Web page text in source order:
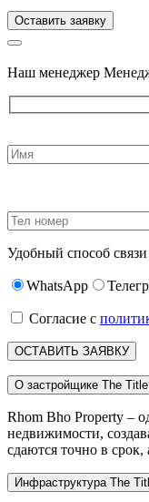
Оставить заявку
Наш менеджер
Удобный способ связи
WhatsApp
Согласие с
О застройщике The
Rhom Bho Property –
недвижимости,
сдаются точно в
Инфраструктура The